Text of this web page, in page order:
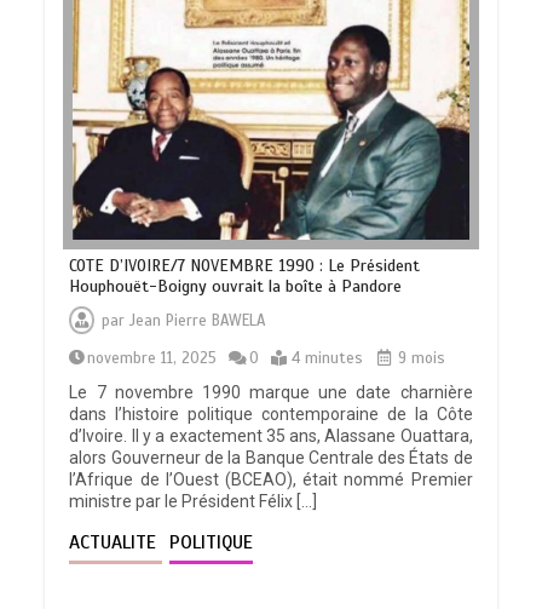
COTE D’IVOIRE/7 NOVEMBRE 1990 : Le Président
Houphouët-Boigny ouvrait la boîte à Pandore
parJean Pierre BAWELA
novembre 11, 2025
0 4 minutes
9 mois
Le 7 novembre 1990 marque une date charnière
dans l’histoire politique contemporaine de la Côte
d’Ivoire. Il y a exactement 35 ans, Alassane Ouattara,
alors Gouverneur de la Banque Centrale des États de
l’Afrique de l’Ouest (BCEAO), était nommé Premier
ministre par le Président Félix […]
ACTUALITE POLITIQUE